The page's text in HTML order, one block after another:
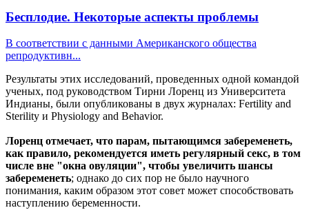
Бесплодие. Некоторые аспекты проблемы
В соответствии с данными Американского общества
репродуктивн...
Результаты этих исследований, проведенных одной командой
ученых, под руководством Тирни Лоренц из Университета
Индианы, были опубликованы в двух журналах: Fertility and
Sterility и Physiology and Behavior.
Лоренц отмечает, что парам, пытающимся забеременеть,
как правило, рекомендуется иметь регулярный секс, в том
числе вне "окна овуляции", чтобы увеличить шансы
забеременеть; однако до сих пор не было научного
понимания, каким образом этот совет может способствовать
наступлению беременности.